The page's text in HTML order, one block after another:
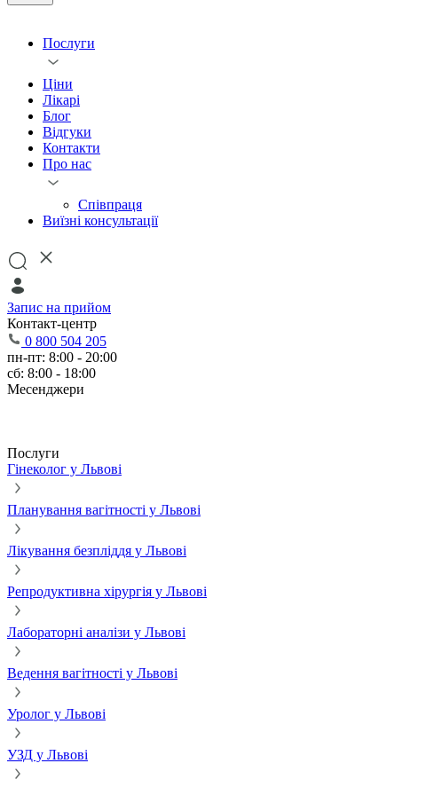
Послуги
Ціни
Лікарі
Блог
Відгуки
Контакти
Про нас
Співпраця
Виїзні консультації
Запис на прийом
Контакт-центр
0 800 504 205
пн-пт: 8:00 - 20:00
сб: 8:00 - 18:00
Месенджери
Послуги
Гінеколог у Львові
Планування вагітності у Львові
Лікування безпліддя у Львові
Репродуктивна хірургія у Львові
Лабораторні аналізи у Львові
Ведення вагітності у Львові
Уролог у Львові
УЗД у Львові